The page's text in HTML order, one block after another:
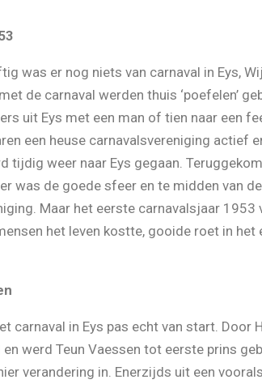
was er nog niets van carnaval in Eys,
de carnaval werden thuis ‘poefelen’
uit Eys met een man of tien naar een
een heuse carnavalsvereniging actief
tijdig weer naar Eys gegaan.
was de goede sfeer en te midden van
Maar het eerste carnavalsjaar
het leven kostte, gooide roet in
carnaval in Eys pas echt van start.
werd Teun Vaessen tot eerste prins
verandering in. Enerzijds uit een